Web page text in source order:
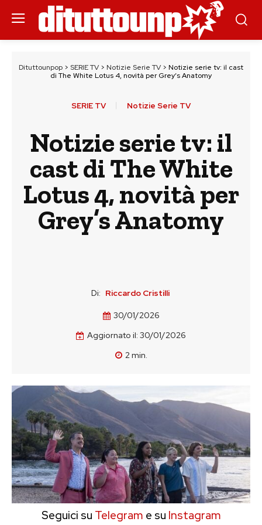
Dituttounpop > SERIE TV > Notizie Serie TV > Notizie serie tv: il cast
di The White Lotus 4, novità per Grey’s Anatomy
SERIE TV Notizie Serie TV
Notizie serie tv: il
cast di The White
Lotus 4, novità per
Grey’s Anatomy
Di: Riccardo Cristilli
30/01/2026
Aggiornato il: 30/01/2026
2min.
Seguici su Telegram e su Instagram